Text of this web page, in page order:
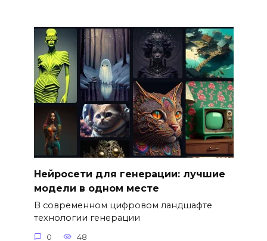
Нейросети для генерации: лучшие
модели в одном месте
В современном цифровом ландшафте
технологии генерации
0 48